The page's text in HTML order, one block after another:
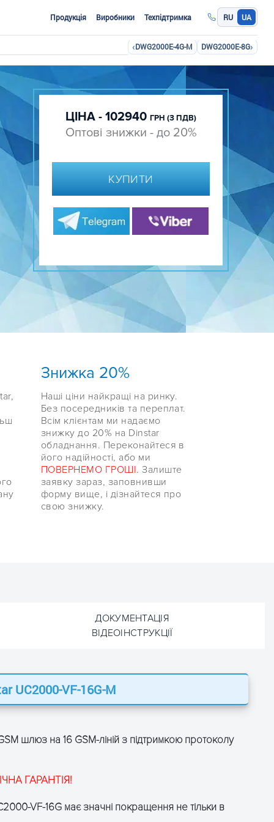
Продукція Виробники Техпідтримка RU UA
‹DWG2000E-4G-M DWG2000E-8G›
ЦІНА - 102940 ГРН (З ПДВ)
Оптові знижки - до 20%
КУПИТИ
Знижка 20%
Наші ціни найкращі на ринку.
Без посередників та переплат.
Всім клієнтам ми надаємо
знижку до 20% на Dinstar
обладнання. Переконайтеся в
його надійності, або ми
ПОВЕРНЕМО ГРОШІ. Залиште
заявку зараз, заповнивши
форму вище, і дізнайтеся про
свою знижку.
ДОКУМЕНТАЦІЯ
ВІДЕОІНСТРУКЦІЇ
UC2000-VF-16G-M
шлюз на 16 GSM-ліній з підтримкою протоколу
ГАРАНТІЯ!
VF-16G має значні покращення не тільки в
ЗАЛИШТЕ ЗАЯВКУ
ЗАЛИШТЕ ЗАЯВКУ